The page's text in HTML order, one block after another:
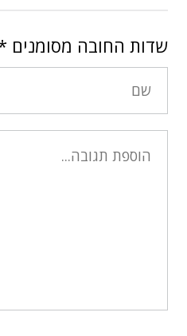
שדות החובה מסומנים